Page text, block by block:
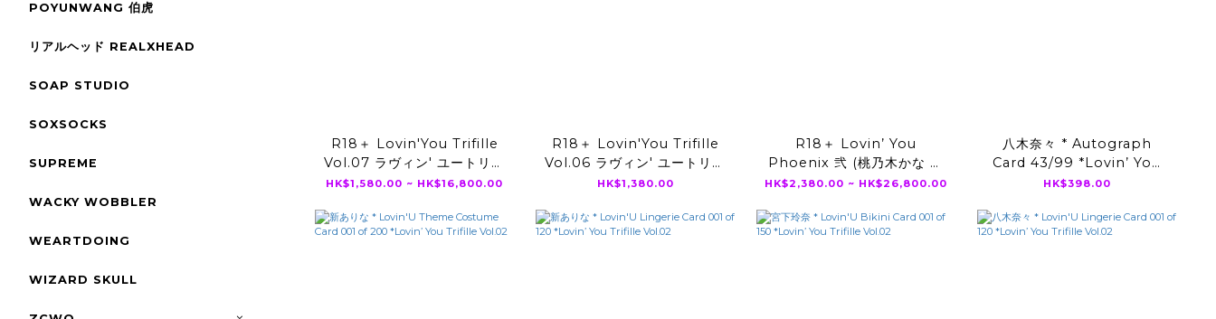
POYUNWANG 伯虎
リアルヘッド REALXHEAD
SOAP STUDIO
SOXSOCKS
SUPREME
WACKY WOBBLER
WEARTDOING
WIZARD SKULL
R18＋ Lovin'You Trifille
Vol.07 ラヴィン' ユートリフ
ィールVol7 ( 田野憂 うんぱ
HK$1,580.00 ~ HK$16,800.00
R18＋ Lovin'You Trifille
Vol.06 ラヴィン' ユートリフ
ィールVol6 ( 葵いぶき 石川
HK$1,380.00
R18＋ Lovin’ You
Phoenix 弐 (桃乃木かな 、
楓カレン、伊藤舞雪、神宮寺
HK$2,380.00 ~ HK$26,800.00
八木奈々 * Autograph
Card 43/99 *Lovin’ You
Trifille Vol.02
HK$398.00